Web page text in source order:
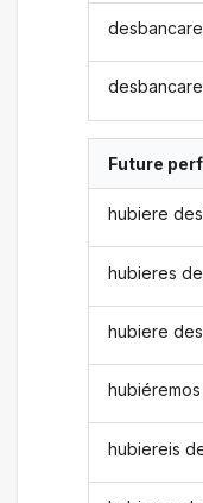
Future
hubiere
hubieres
hubiere
hubiereis